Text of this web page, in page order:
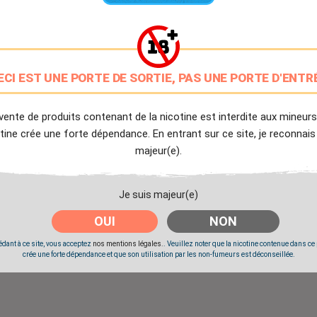
EST UNE PORTE DE SORTIE, PAS UNE PORTE
de produits contenant de la nicotine est interdite aux
crée une forte dépendance. En entrant sur ce site, je
majeur(e).
Je suis majeur(e)
OUI NON
à ce site, vous acceptez nos mentions légales.
. Veuillez noter que la nicotine contenue dans
crée une forte dépendance et que son utilisation par les non-fumeurs est déconseillée.
Avis client de Ciga.fr
Livraison Offerte
Expédition Immédiate
Commande passée avant 14h
Partager
Livré à partir du Lundi 10 Août 2026.